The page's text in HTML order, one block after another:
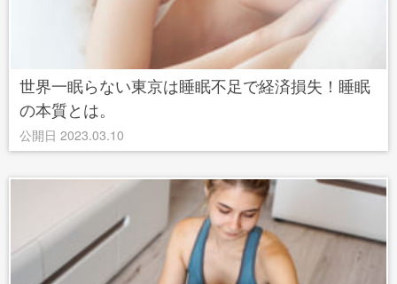
世界一眠らない東京は睡眠不足で経済損失！睡眠
の本質とは。
公開日 2023.03.10